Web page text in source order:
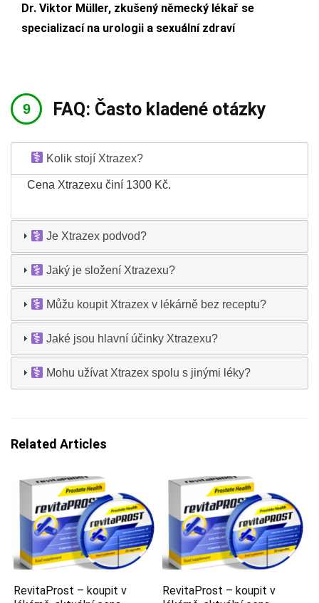
Dr. Viktor Müller, zkušený německý lékař se
specializací na urologii a sexuální zdraví
FAQ: Často kladené otázky
Kolik stojí Xtrazex?
Cena Xtrazexu činí 1300 Kč.
Je Xtrazex podvod?
Jaký je složení Xtrazexu?
Můžu koupit Xtrazex v lékárně bez receptu?
Jaké jsou hlavní účinky Xtrazexu?
Mohu užívat Xtrazex spolu s jinými léky?
Related Articles
RevitaProst – koupit v
RevitaProst – koupit v